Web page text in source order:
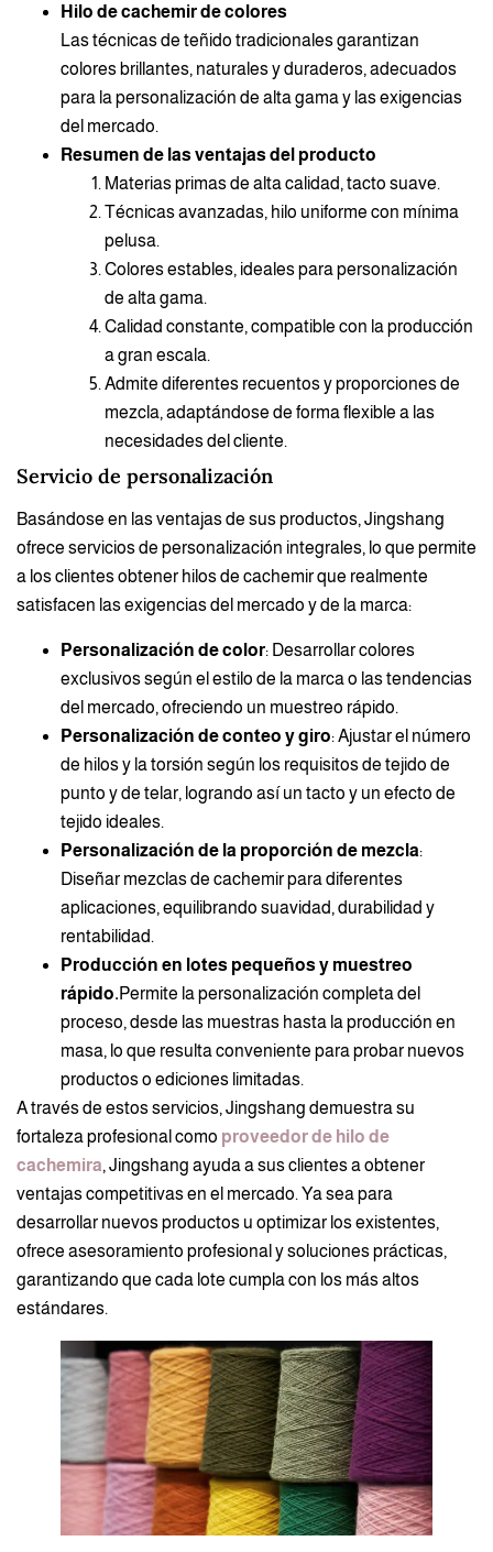
Hilo de cachemir de colores
Las técnicas de teñido tradicionales garantizan
colores brillantes, naturales y duraderos, adecuados
para la personalización de alta gama y las exigencias
del mercado.
Resumen de las ventajas del producto
Materias primas de alta calidad, tacto suave.
Técnicas avanzadas, hilo uniforme con mínima
pelusa.
Colores estables, ideales para personalización
de alta gama.
Calidad constante, compatible con la producción
a gran escala.
Admite diferentes recuentos y proporciones de
mezcla, adaptándose de forma flexible a las
necesidades del cliente.
Servicio de personalización
Basándose en las ventajas de sus productos, Jingshang
ofrece servicios de personalización integrales, lo que permite
a los clientes obtener hilos de cachemir que realmente
satisfacen las exigencias del mercado y de la marca:
Personalización de color: Desarrollar colores
exclusivos según el estilo de la marca o las tendencias
del mercado, ofreciendo un muestreo rápido.
Personalización de conteo y giro: Ajustar el número
de hilos y la torsión según los requisitos de tejido de
punto y de telar, logrando así un tacto y un efecto de
tejido ideales.
Personalización de la proporción de mezcla:
Diseñar mezclas de cachemir para diferentes
aplicaciones, equilibrando suavidad, durabilidad y
rentabilidad.
Producción en lotes pequeños y muestreo
rápido.Permite la personalización completa del
proceso, desde las muestras hasta la producción en
masa, lo que resulta conveniente para probar nuevos
productos o ediciones limitadas.
A través de estos servicios, Jingshang demuestra su
fortaleza profesional como proveedor de hilo de
cachemira, Jingshang ayuda a sus clientes a obtener
ventajas competitivas en el mercado. Ya sea para
desarrollar nuevos productos u optimizar los existentes,
ofrece asesoramiento profesional y soluciones prácticas,
garantizando que cada lote cumpla con los más altos
estándares.